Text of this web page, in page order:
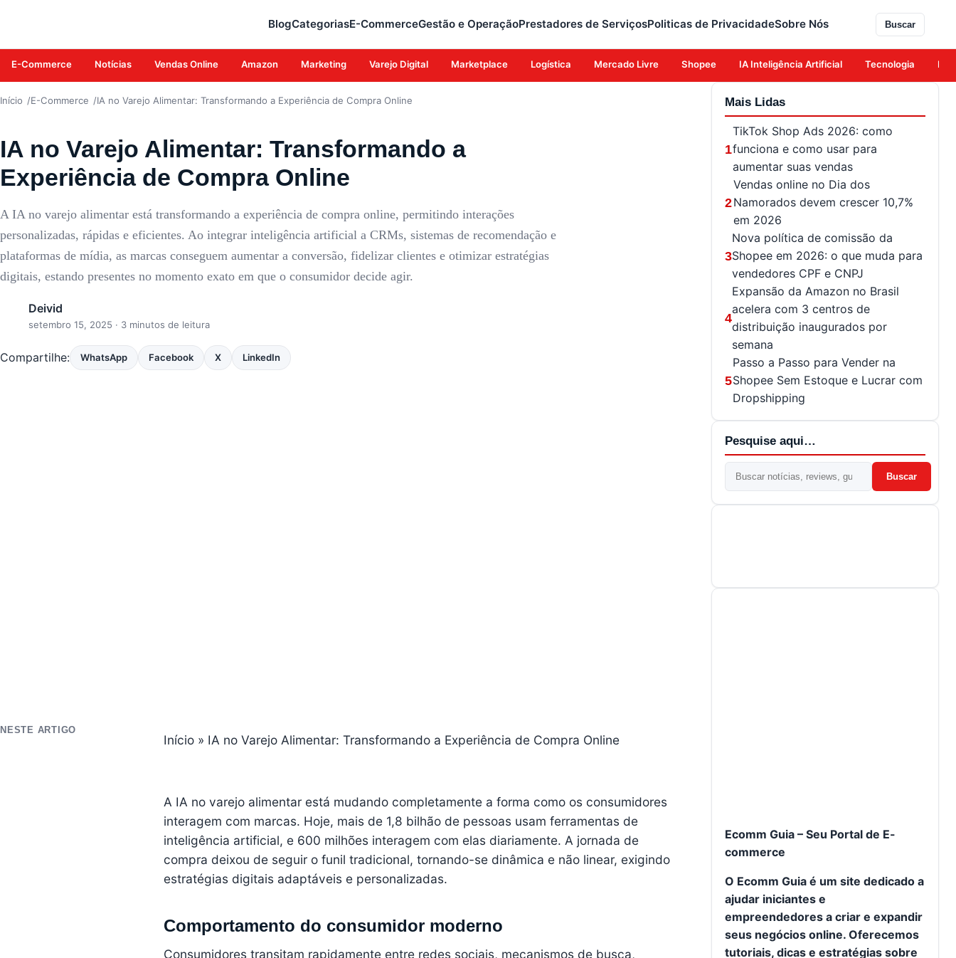
BlogCategoriasE-CommerceGestão e OperaçãoPrestadores de ServiçosPoliticas de PrivacidadeSobre Nós Buscar
E-Commerce Notícias Vendas Online Amazon Marketing Varejo Digital Marketplace Logística Mercado Livre Shopee IA Inteligência Artificial Tecnologia
Início E-Commerce IA no Varejo Alimentar: Transformando a Experiência de Compra Online
IA no Varejo Alimentar: Transformando a
Experiência de Compra Online
A IA no varejo alimentar está transformando a experiência de compra online, permitindo interações
personalizadas, rápidas e eficientes. Ao integrar inteligência artificial a CRMs, sistemas de recomendação e
plataformas de mídia, as marcas conseguem aumentar a conversão, fidelizar clientes e otimizar estratégias
digitais, estando presentes no momento exato em que o consumidor decide agir.
Deivid
setembro 15, 2025 · 3 minutos de leitura
Compartilhe: WhatsApp Facebook X LinkedIn
NESTE ARTIGO
Início » IA no Varejo Alimentar: Transformando a Experiência de Compra Online
A IA no varejo alimentar está mudando completamente a forma como os consumidores
interagem com marcas. Hoje, mais de 1,8 bilhão de pessoas usam ferramentas de
inteligência artificial, e 600 milhões interagem com elas diariamente. A jornada de
compra deixou de seguir o funil tradicional, tornando-se dinâmica e não linear, exigindo
estratégias digitais adaptáveis e personalizadas.
Comportamento do consumidor moderno
Consumidores transitam rapidamente entre redes sociais, mecanismos de busca,
Mais Lidas
1
TikTok Shop Ads 2026: como
funciona e como usar para
aumentar suas vendas
2
Vendas online no Dia dos
Namorados devem crescer 10,7%
em 2026
3
Nova política de comissão da
Shopee em 2026: o que muda para
vendedores CPF e CNPJ
4
Expansão da Amazon no Brasil
acelera com 3 centros de
distribuição inaugurados por
semana
5
Passo a Passo para Vender na
Shopee Sem Estoque e Lucrar com
Dropshipping
Pesquise aqui…
Buscar
Ecomm Guia – Seu Portal de E-
commerce
O Ecomm Guia é um site dedicado a
ajudar iniciantes e
empreendedores a criar e expandir
seus negócios online. Oferecemos
tutoriais, dicas e estratégias sobre